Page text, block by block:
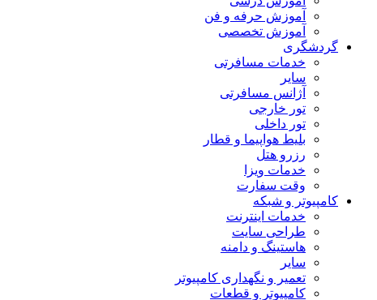
آموزش حرفه و فن
آموزش تخصصی
گردشگری
خدمات مسافرتی
سایر
آژانس مسافرتی
تور خارجی
تور داخلی
بلیط هواپیما و قطار
رزرو هتل
خدمات ویزا
وقت سفارت
کامپیوتر و شبکه
خدمات اینترنت
طراحی سایت
هاستینگ و دامنه
سایر
تعمیر و نگهداری کامپیوتر
کامپیوتر و قطعات